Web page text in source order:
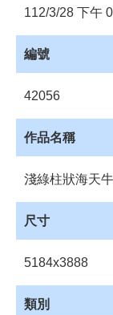
入
網
站
覽
管
理
管
112/3/28 下午
編號
42056
作品名稱
淺綠柱狀海天
尺寸
5184x3888
類別